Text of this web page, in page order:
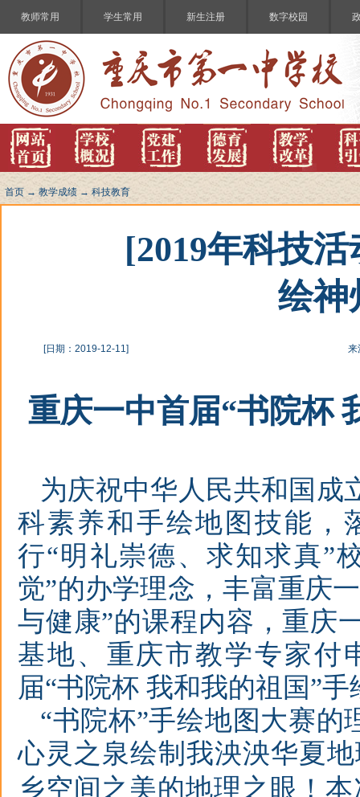
教师常用 学生常用 新生注册 数字校园
首页 → 教学成绩 → 科技教育
[2019年科技
绘神
[日期：2019-12-11] 来
重庆一中首届“书院杯
为庆祝中华人民共和国成
科素养和手绘地图技能，
行“明礼崇德、求知求真”
觉”的办学理念，丰富重庆
与健康”的课程内容，重庆
基地、重庆市教学专家付
届“书院杯 我和我的祖国”手
“书院杯”手绘地图大赛
心灵之泉绘制我泱泱华夏
乡空间之美的地理之眼！